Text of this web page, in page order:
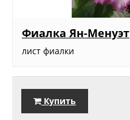
Фиалка Ян-Менуэт
лист фиалки
Купить